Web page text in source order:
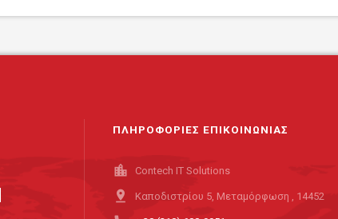
ΠΛΗΡΟΦΟΡΙΕΣ ΕΠΙΚΟΙΝΩΝΙΑΣ
location_city Contech IT Solutions
pin_drop Καποδιστρίου 5, Μεταμόρφωση , 14452